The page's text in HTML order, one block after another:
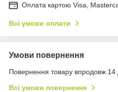
Оплата картою Visa,
Всі умови оплати
Умови повернення
Повернення товару впродовж 14
Всі умови повернення